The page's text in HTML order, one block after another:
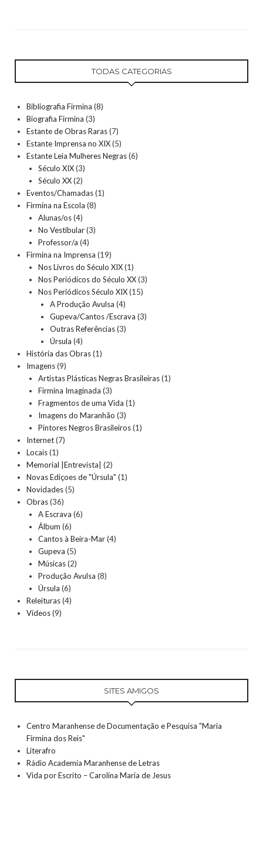
TODAS CATEGORIAS
Bibliografia Firmina (8)
Biografia Firmina (3)
Estante de Obras Raras(7)
Estante Imprensa no XIX(5)
Estante Leia Mulheres Negras(6)
Século XIX(3)
Século XX(2)
Eventos/Chamadas(1)
Firmina na Escola (8)
Alunas/os(4)
No Vestibular(3)
Professor/a (4)
Firmina na Imprensa (19)
Nos Livros do Século XIX(1)
Nos Periódicos do Século XX(3)
Nos Periódicos Século XIX(15)
A Produção Avulsa (4)
Gupeva/Cantos /Escrava (3)
Outras Referências(3)
Úrsula (4)
História das Obras(1)
Imagens(9)
Artistas Plásticas Negras Brasileiras(1)
Firmina Imaginada (3)
Fragmentos de uma Vida (1)
Imagens do Maranhão (3)
Pintores Negros Brasileiros(1)
Internet(7)
Locais(1)
Memorial |Entrevista| (2)
Novas Ediçoes de "Úrsula" (1)
Novidades(5)
Obras(36)
A Escrava (6)
Álbum (6)
Cantos à Beira-Mar(4)
Gupeva (5)
Músicas(2)
Produção Avulsa (8)
Úrsula (6)
Releituras(4)
Vídeos(9)
SITES AMIGOS
Centro Maranhense de Documentação e Pesquisa "Maria
Firmina dos Reis"
Literafro
Rádio Academia Maranhense de Letras
Vida por Escrito – Carolina Maria de Jesus